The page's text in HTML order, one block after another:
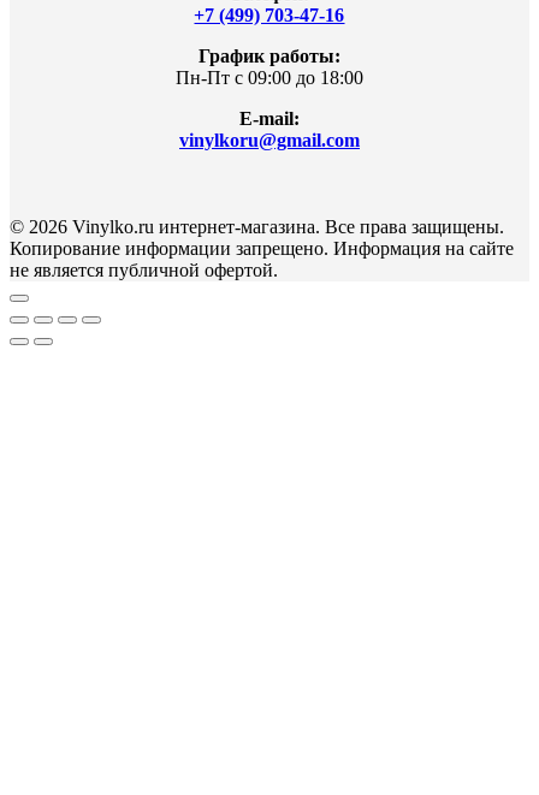
+7 (499) 703-47-16
График работы:
Пн-Пт с 09:00 до 18:00
E-mail:
vinylkoru@gmail.com
© 2026 Vinylko.ru интернет-магазина. Все права защищены.
Копирование информации запрещено. Информация на сайте
не является публичной офертой.